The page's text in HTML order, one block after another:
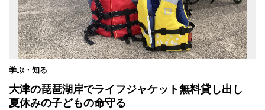
学ぶ・知る
大津の琵琶湖岸でライフジャケット無料貸し出し
夏休みの子どもの命守る